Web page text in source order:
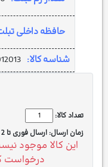
حافظه داخلی
شناسه کالا:
تعداد کالا:
زمان ارسال: ارسال فوری تا 2 روز کاری
این کالا موجود
درخواست